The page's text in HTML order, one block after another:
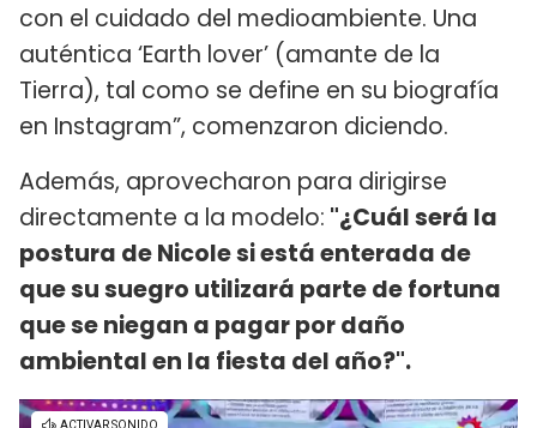
con el cuidado del medioambiente. Una
auténtica ‘Earth lover’ (amante de la
Tierra), tal como se define en su biografía
en Instagram”, comenzaron diciendo.
Además, aprovecharon para dirigirse
directamente a la modelo: "¿Cuál será la
postura de Nicole si está enterada de
que su suegro utilizará parte de fortuna
que se niegan a pagar por daño
ambiental en la fiesta del año?".